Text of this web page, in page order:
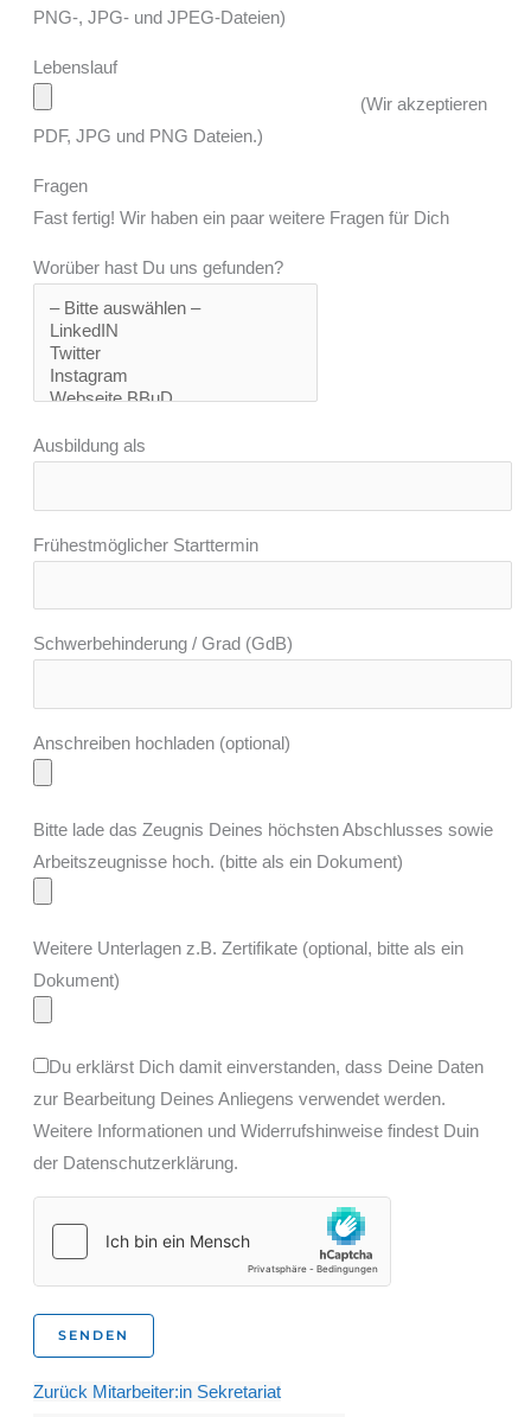
PNG-, JPG- und JPEG-Dateien)
Lebenslauf
(Wir akzeptieren
PDF, JPG und PNG Dateien.)
Fragen
Fast fertig! Wir haben ein paar weitere Fragen für Dich
Worüber hast Du uns gefunden?
Ausbildung als
Frühestmöglicher Starttermin
Schwerbehinderung / Grad (GdB)
Anschreiben hochladen (optional)
Bitte lade das Zeugnis Deines höchsten Abschlusses sowie
Arbeitszeugnisse hoch. (bitte als ein Dokument)
Weitere Unterlagen z.B. Zertifikate (optional, bitte als ein
Dokument)
Du erklärst Dich damit einverstanden, dass Deine Daten
zur Bearbeitung Deines Anliegens verwendet werden.
Weitere Informationen und Widerrufshinweise findest Duin
der Datenschutzerklärung.
Zurück Mitarbeiter:in Sekretariat